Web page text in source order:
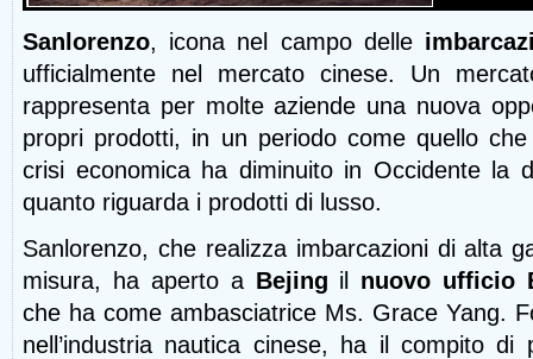
Sanlorenzo, icona nel campo delle
ufficialmente nel mercato cinese. Un
rappresenta per molte aziende una nuova
propri prodotti, in un periodo come quello
crisi economica ha diminuito in Occidente la
quanto riguarda i prodotti di lusso.
Sanlorenzo, che realizza imbarcazioni di alta
misura, ha aperto a Bejing il nuovo ufficio
che ha come ambasciatrice Ms. Grace Yang.
nell’industria nautica cinese, ha il compito di